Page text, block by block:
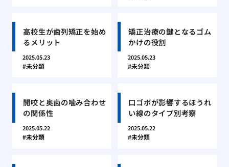
高校生が歯列矯正を始め
るメリット
2025.05.23
未分類
矯正治療の鍵となるゴム
かけの役割
2025.05.23
未分類
開咬と奥歯の噛み合わせ
の関係性
2025.05.22
未分類
口ゴボが影響するほうれ
い線のタイプ別考察
2025.05.22
未分類